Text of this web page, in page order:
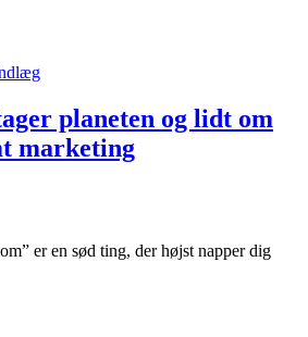
planeten og lidt om
marketing
er en sød ting, der højst napper dig